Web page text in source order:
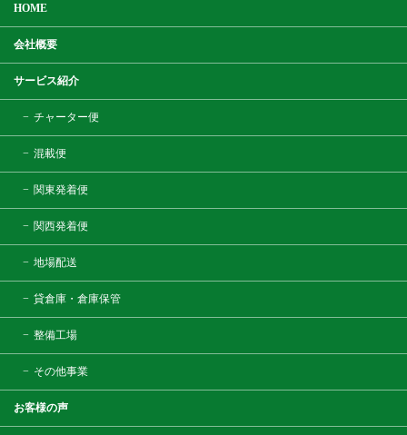
HOME
会社概要
サービス紹介
チャーター便
混載便
関東発着便
関西発着便
地場配送
貸倉庫・倉庫保管
整備工場
その他事業
お客様の声